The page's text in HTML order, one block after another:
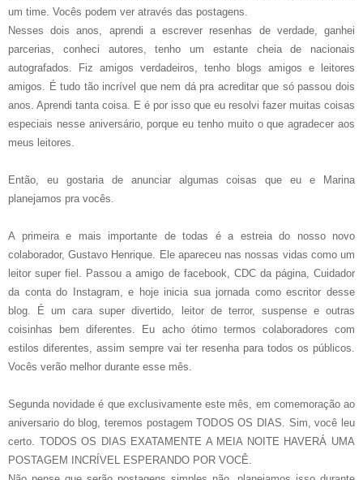
um time. Vocês podem ver através das postagens.
Nesses dois anos, aprendi a escrever resenhas de verdade, ganhei
parcerias, conheci autores, tenho um estante cheia de nacionais
autografados. Fiz amigos verdadeiros, tenho blogs amigos e leitores
amigos. É tudo tão incrível que nem dá pra acreditar que só passou dois
anos. Aprendi tanta coisa. E é por isso que eu resolvi fazer muitas coisas
especiais nesse aniversário, porque eu tenho muito o que agradecer aos
meus leitores.
Então, eu gostaria de anunciar algumas coisas que eu e Marina
planejamos pra vocês.
A primeira e mais importante de todas é a estreia do nosso novo
colaborador, Gustavo Henrique. Ele apareceu nas nossas vidas como um
leitor super fiel. Passou a amigo de facebook, CDC da página, Cuidador
da conta do Instagram, e hoje inicia sua jornada como escritor desse
blog. É um cara super divertido, leitor de terror, suspense e outras
coisinhas bem diferentes. Eu acho ótimo termos colaboradores com
estilos diferentes, assim sempre vai ter resenha para todos os públicos.
Vocês verão melhor durante esse mês.
Segunda novidade é que exclusivamente este mês, em comemoração ao
aniversario do blog, teremos postagem TODOS OS DIAS. Sim, você leu
certo. TODOS OS DIAS EXATAMENTE A MEIA NOITE HAVERÁ UMA
POSTAGEM INCRÍVEL ESPERANDO POR VOCÊ.